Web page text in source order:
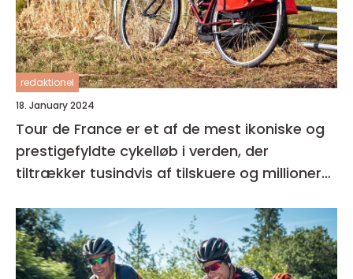
redaktionel
18. January 2024
Tour de France er et af de mest ikoniske og
prestigefyldte cykelløb i verden, der
tiltrækker tusindvis af tilskuere og millioner